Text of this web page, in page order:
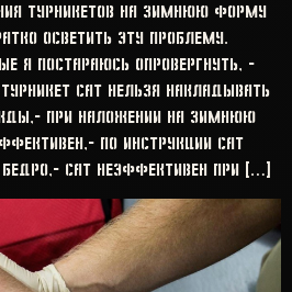
турникетов на зимнюю форму
осветить эту проблему.
я постараюсь опровергнуть, –
САТ нельзя накладывать
при наложении на зимнюю
по инструкции САТ
САТ неэффективен при […]